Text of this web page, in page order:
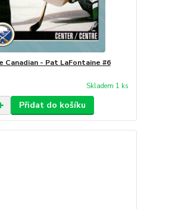
Canadian - Pat LaFontaine #6
Skladem 1 ks
Přidat do košíku